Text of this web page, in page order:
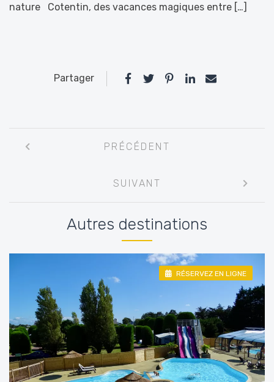
nature Cotentin, des vacances magiques entre […]
Partager
entre
PRÉCÉDENT
SUIVANT
Autres destinations
RÉSERVEZ EN LIGNE